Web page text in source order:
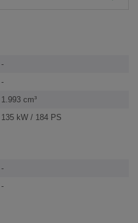
-
-
1.993 cm³
135 kW / 184 PS
-
-